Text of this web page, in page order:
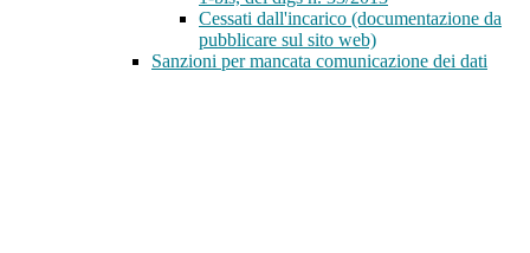
Cessati dall'incarico (documentazione da
pubblicare sul sito web)
Sanzioni per mancata comunicazione dei dati